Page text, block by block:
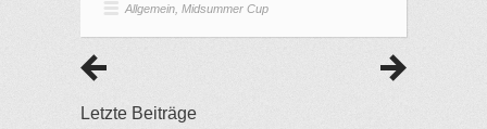
Allgemein Midsummer Cup
Letzte Beiträge